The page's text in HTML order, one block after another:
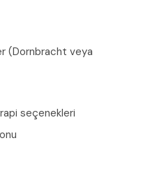
(Dornbracht veya
seçenekleri